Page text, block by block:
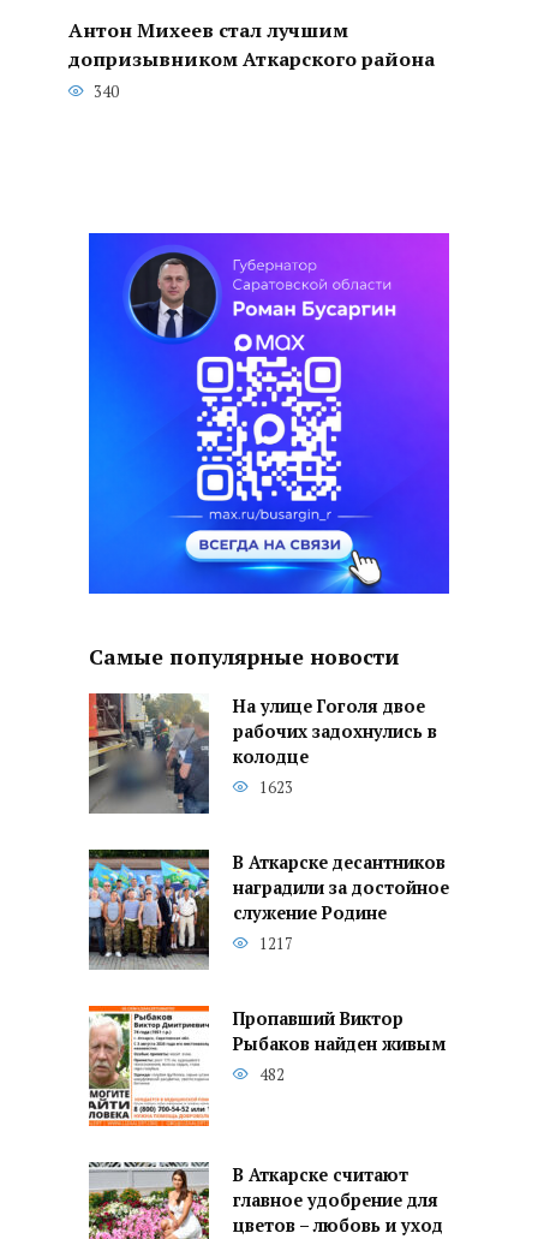
Антон Михеев стал лучшим
допризывником Аткарского района
340
Самые популярные новости
На улице Гоголя двое
рабочих задохнулись в
колодце
1623
В Аткарске десантников
наградили за достойное
служение Родине
1217
Пропавший Виктор
Рыбаков найден живым
482
В Аткарске считают
главное удобрение для
цветов – любовь и уход